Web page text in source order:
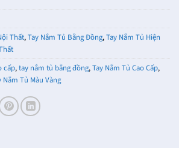
Thất,Tay Nắm Tủ Bằng Đồng,Tay Nắm Tủ Hiện
cấp,tay nắm tủ bằng đồng,Tay Nắm Tủ Cao Cấp,
Nắm Tủ Màu Vàng